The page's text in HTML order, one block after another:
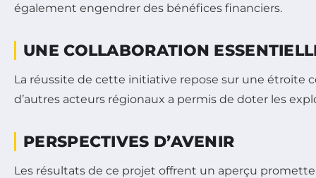
également engendrer des bénéfices financiers.
UNE COLLABORATION
La réussite de cette initiative repose sur une étroite
d’autres acteurs régionaux a permis de doter les
PERSPECTIVES D’AVENIR
Les résultats de ce projet offrent un aperçu